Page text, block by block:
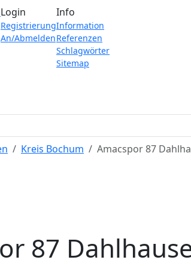
Login
Registrierung
An/Abmelden
Info
Information
Referenzen
Schlagwörter
Sitemap
Kreis Bochum Amacspor 87
87